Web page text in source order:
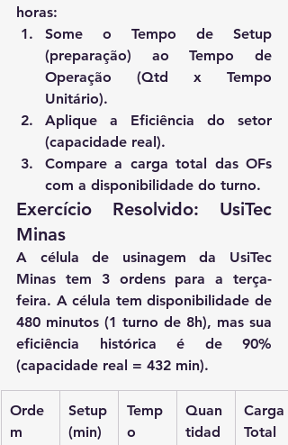
horas:
Some o Tempo de Setup
(preparação) ao Tempo de
Operação (Qtd x Tempo
Unitário).
Aplique a Eficiência do setor
(capacidade real).
Compare a carga total das OFs
com a disponibilidade do turno.
Exercício Resolvido: UsiTec
Minas
A célula de usinagem da UsiTec
Minas tem 3 ordens para a terça-
feira. A célula tem disponibilidade de
480 minutos (1 turno de 8h), mas sua
eficiência histórica é de 90%
(capacidade real = 432 min).
Orde
m
Setup
(min)
Temp
o
Quan
tidad
Carga
Total